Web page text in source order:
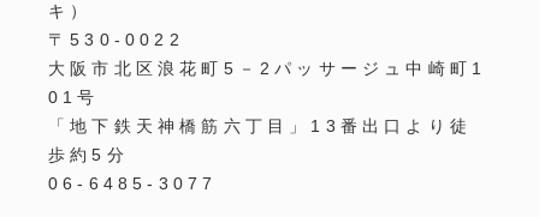
キ）
〒530-0022
大阪市北区浪花町 5 － 2パッサージュ中崎町 1
01号
「地下鉄天神橋筋六丁目」 13 番出口より徒
歩約5 分
06-6485-3077